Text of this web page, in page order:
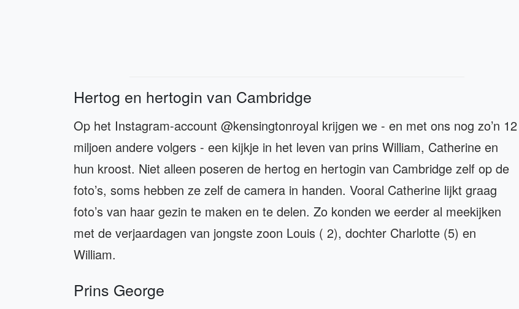
Hertog en hertogin van Cambridge
Op het Instagram-account @kensingtonroyal krijgen we - en met ons nog zo’n 12
miljoen andere volgers - een kijkje in het leven van prins William, Catherine en
hun kroost. Niet alleen poseren de hertog en hertogin van Cambridge zelf op de
foto’s, soms hebben ze zelf de camera in handen. Vooral Catherine lijkt graag
foto’s van haar gezin te maken en te delen. Zo konden we eerder al meekijken
met de verjaardagen van jongste zoon Louis ( 2), dochter Charlotte (5) en
William.
Prins George